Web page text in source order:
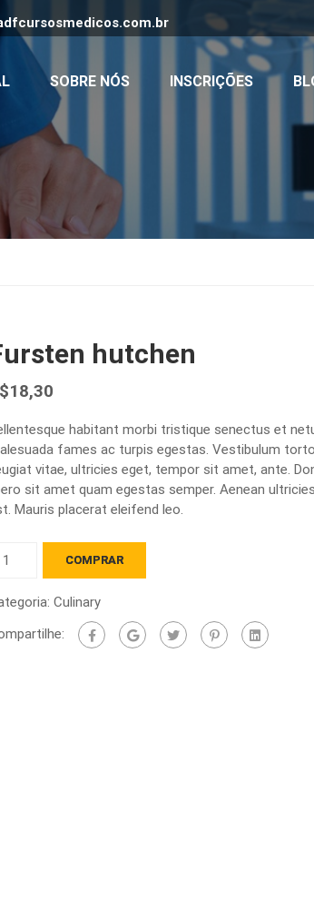
SOBRE NÓS INSCRIÇÕES
hutchen
18,30
habitant morbi tristique senectus et
fames ac turpis egestas. Vestibulum
vitae, ultricies eget, tempor sit amet, ante.
sit amet quam egestas semper. Aenean
Mauris placerat eleifend leo.
COMPRAR
Culinary